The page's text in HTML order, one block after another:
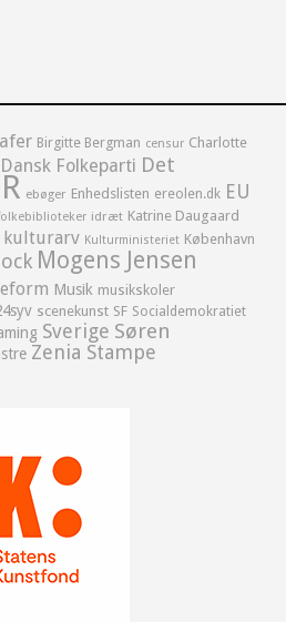
Birgitte Bergman censur Charlotte
Dansk Folkeparti Det
ebøger Enhedslisten ereolen.dk EU
idræt Katrine Daugaard
kulturarv Kulturministeriet København
Mogens Jensen
Musik musikskoler
scenekunst SF Socialdemokratiet
Sverige Søren
Zenia Stampe